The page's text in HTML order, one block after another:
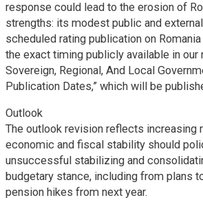
response could lead to the erosion of
strengths: its modest public and
scheduled rating publication on
the exact timing publicly available in our
Sovereign, Regional, And Local
Publication Dates,” which will be
Outlook
The outlook revision reflects increasing
economic and fiscal stability should
unsuccessful stabilizing and
budgetary stance, including from plans
pension hikes from next year.